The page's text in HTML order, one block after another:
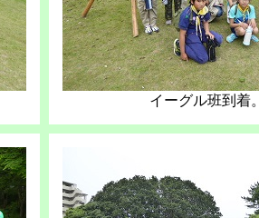
イーグル班到着。